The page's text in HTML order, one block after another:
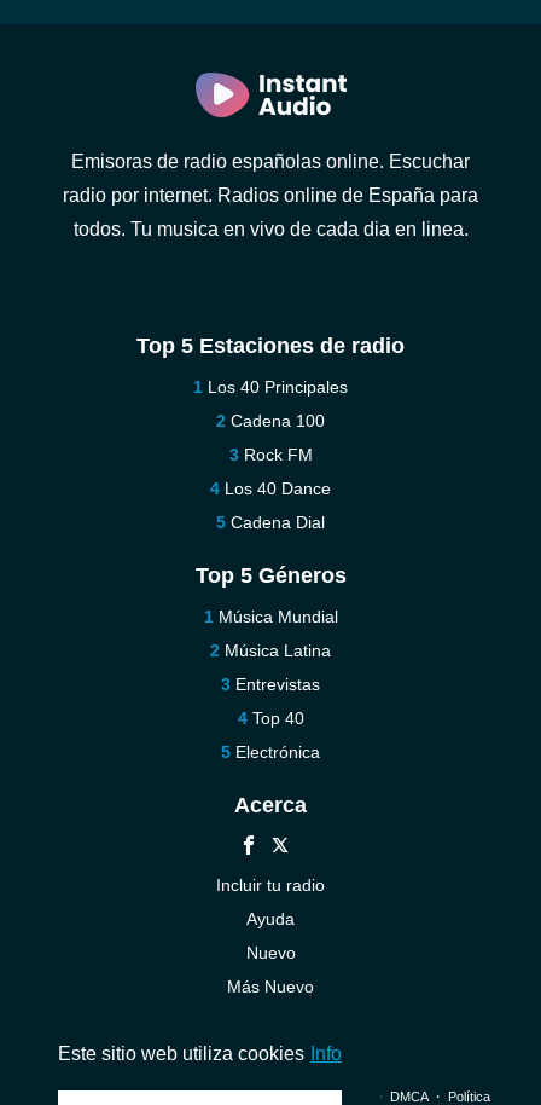
Emisoras de radio españolas online. Escuchar
radio por internet. Radios online de España para
todos. Tu musica en vivo de cada dia en linea.
Top 5 Estaciones de radio
Los 40 Principales
Cadena 100
Rock FM
Los 40 Dance
Cadena Dial
Top 5 Géneros
Música Mundial
Música Latina
Entrevistas
Top 40
Electrónica
Acerca
Incluir tu radio
Ayuda
Nuevo
Más Nuevo
© 2026 InstantAudio. Reservados todos los derechos. ・ DMCA・ Política
Este sitio web utiliza cookies Info